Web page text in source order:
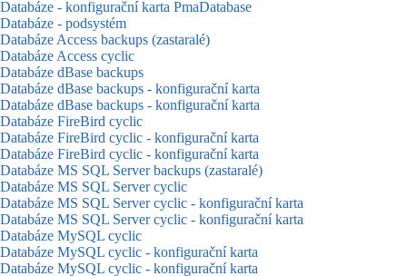
Databáze - konfigurační karta PmaDatabase
Databáze - podsystém
Databáze Access backups (zastaralé)
Databáze Access cyclic
Databáze dBase backups
Databáze dBase backups - konfigurační karta
Databáze dBase backups - konfigurační karta
Databáze FireBird cyclic
Databáze FireBird cyclic - konfigurační karta
Databáze FireBird cyclic - konfigurační karta
Databáze MS SQL Server backups (zastaralé)
Databáze MS SQL Server cyclic
Databáze MS SQL Server cyclic - konfigurační karta
Databáze MS SQL Server cyclic - konfigurační karta
Databáze MySQL cyclic
Databáze MySQL cyclic - konfigurační karta
Databáze MySQL cyclic - konfigurační karta